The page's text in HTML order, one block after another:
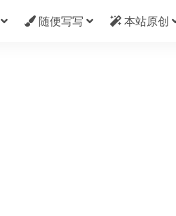
随便写写 本站原创